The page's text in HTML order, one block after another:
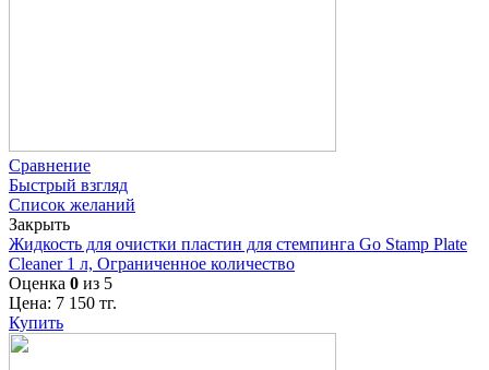
Сравнение
Быстрый взгляд
Список желаний
Закрыть
Жидкость для очистки пластин для стемпинга Go Stamp Plate
Cleaner 1 л, Ограниченное количество
Оценка 0 из 5
Цена: 7 150 тг.
Купить